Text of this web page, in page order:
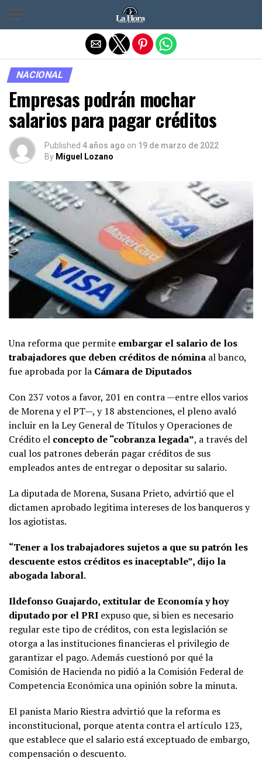
NACIONAL
Empresas podrán mochar
salarios para pagar créditos
Published 4 años ago on 19 de marzo de 2022
By Miguel Lozano
Una reforma que permite embargar el salario de los
trabajadores que deben créditos de nómina al banco,
fue aprobada por la Cámara de Diputados
Con 237 votos a favor, 201 en contra —entre ellos varios
de Morena y el PT—, y 18 abstenciones, el pleno avaló
incluir en la Ley General de Títulos y Operaciones de
Crédito el concepto de “cobranza legada”, a través del
cual los patrones deberán pagar créditos de sus
empleados antes de entregar o depositar su salario.
La diputada de Morena, Susana Prieto, advirtió que el
dictamen aprobado legitima intereses de los banqueros y
los agiotistas.
“Tener a los trabajadores sujetos a que su patrón les
descuente estos créditos es inaceptable”, dijo la
abogada laboral.
Ildefonso Guajardo, extitular de Economía y hoy
diputado por el PRI expuso que, si bien es necesario
regular este tipo de créditos, con esta legislación se
otorga a las instituciones financieras el privilegio de
garantizar el pago. Además cuestionó por qué la
Comisión de Hacienda no pidió a la Comisión Federal de
Competencia Económica una opinión sobre la minuta.
El panista Mario Riestra advirtió que la reforma es
inconstitucional, porque atenta contra el artículo 123,
que establece que el salario está exceptuado de embargo,
compensación o descuento.
Salir de la versión móvil